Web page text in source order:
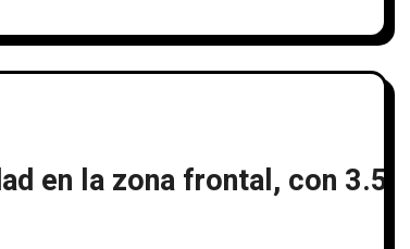
en la zona frontal, con